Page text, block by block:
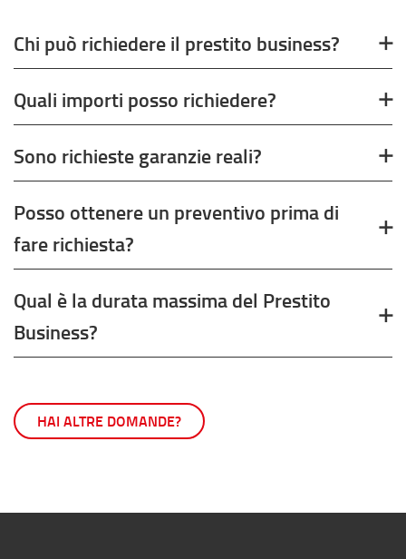
Chi può richiedere il prestito business?
Quali importi posso richiedere?
Sono richieste garanzie reali?
Posso ottenere un preventivo prima di
fare richiesta?
Qual è la durata massima del Prestito
Business?
HAI ALTRE DOMANDE?